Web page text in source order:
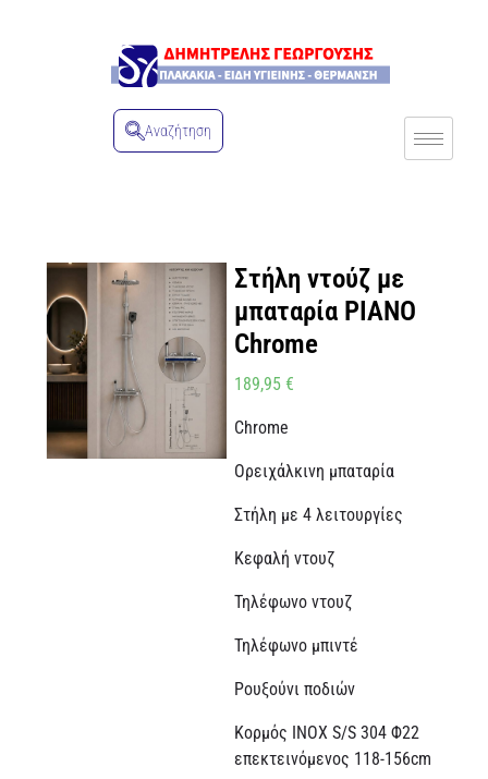
Αναζήτηση
Στήλη ντούζ με
μπαταρία PIANO
Chrome
189,95 €
Chrome
Ορειχάλκινη μπαταρία
Στήλη με 4 λειτουργίες
Κεφαλή ντουζ
Τηλέφωνο ντουζ
Τηλέφωνο μπιντέ
Ρουξούνι ποδιών
Κορμός ΙΝΟΧ S/S 304 Φ22
επεκτεινόμενος 118-156cm